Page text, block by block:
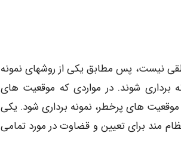
نیست، پس مطابق یکی از روشهای نمونه
برداری شوند. در مواردی که موقعیت های
های پرخطر، نمونه برداری شود. یکی
مند برای تعیین و قضاوت در مورد تمامی